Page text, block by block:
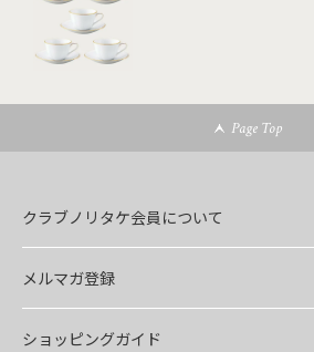
Page Top
クラブノリタケ会員について
メルマガ登録
ショッピングガイド